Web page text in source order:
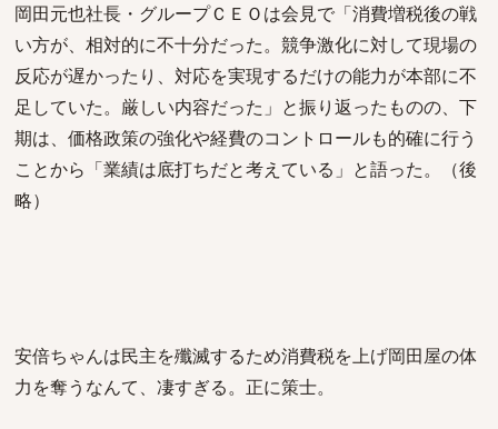
岡田元也社長・グループＣＥＯは会見で「消費増税後の戦
い方が、相対的に不十分だった。競争激化に対して現場の
反応が遅かったり、対応を実現するだけの能力が本部に不
足していた。厳しい内容だった」と振り返ったものの、下
期は、価格政策の強化や経費のコントロールも的確に行う
ことから「業績は底打ちだと考えている」と語った。（後
略）
安倍ちゃんは民主を殲滅するため消費税を上げ岡田屋の体
力を奪うなんて、凄すぎる。正に策士。